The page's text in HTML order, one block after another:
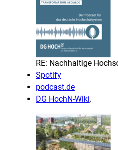
RE: Nachhaltige
Spotify
podcast.de
DG HochN-Wiki.